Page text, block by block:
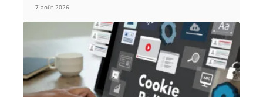
7 août 2026